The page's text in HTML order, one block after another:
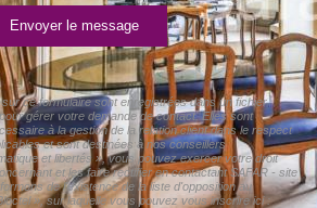
Envoyer le message
ce formulaire sont enregistrées dans un fichier
gérer votre demande de contact. Elles sont
à la gestion de la relation client dans le respect
et sont destinées à nos conseillers
et libertés », vous pouvez exercer votre droit
et les faire rectifier en contactant SAFAR - site
de l'existence de la liste d'opposition au
», sur laquelle vous pouvez vous inscrire ici :